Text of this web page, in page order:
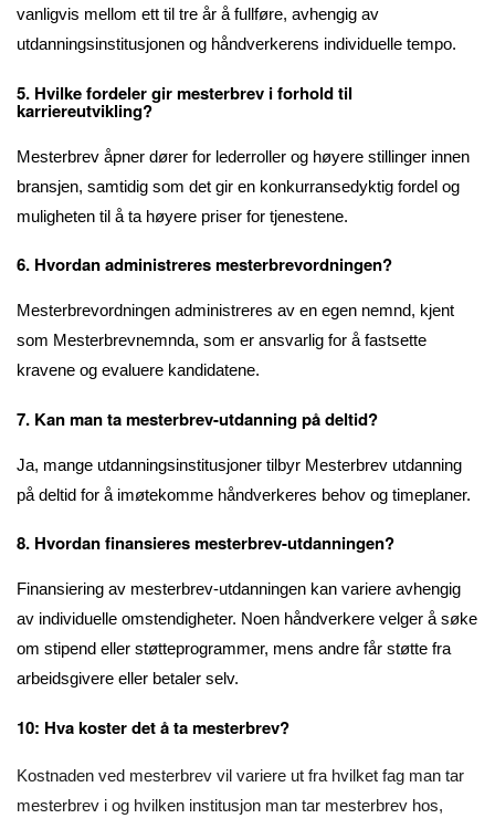
vanligvis mellom ett til tre år å fullføre, avhengig av
utdanningsinstitusjonen og håndverkerens individuelle tempo.
5. Hvilke fordeler gir mesterbrev i forhold til
karriereutvikling?
Mesterbrev åpner dører for lederroller og høyere stillinger innen
bransjen, samtidig som det gir en konkurransedyktig fordel og
muligheten til å ta høyere priser for tjenestene.
6. Hvordan administreres mesterbrevordningen?
Mesterbrevordningen administreres av en egen nemnd, kjent
som Mesterbrevnemnda, som er ansvarlig for å fastsette
kravene og evaluere kandidatene.
7. Kan man ta mesterbrev-utdanning på deltid?
Ja, mange utdanningsinstitusjoner tilbyr Mesterbrev utdanning
på deltid for å imøtekomme håndverkeres behov og timeplaner.
8. Hvordan finansieres mesterbrev-utdanningen?
Finansiering av mesterbrev-utdanningen kan variere avhengig
av individuelle omstendigheter. Noen håndverkere velger å søke
om stipend eller støtteprogrammer, mens andre får støtte fra
arbeidsgivere eller betaler selv.
10: Hva koster det å ta mesterbrev?
Kostnaden ved mesterbrev vil variere ut fra hvilket fag man tar
mesterbrev i og hvilken institusjon man tar mesterbrev hos,